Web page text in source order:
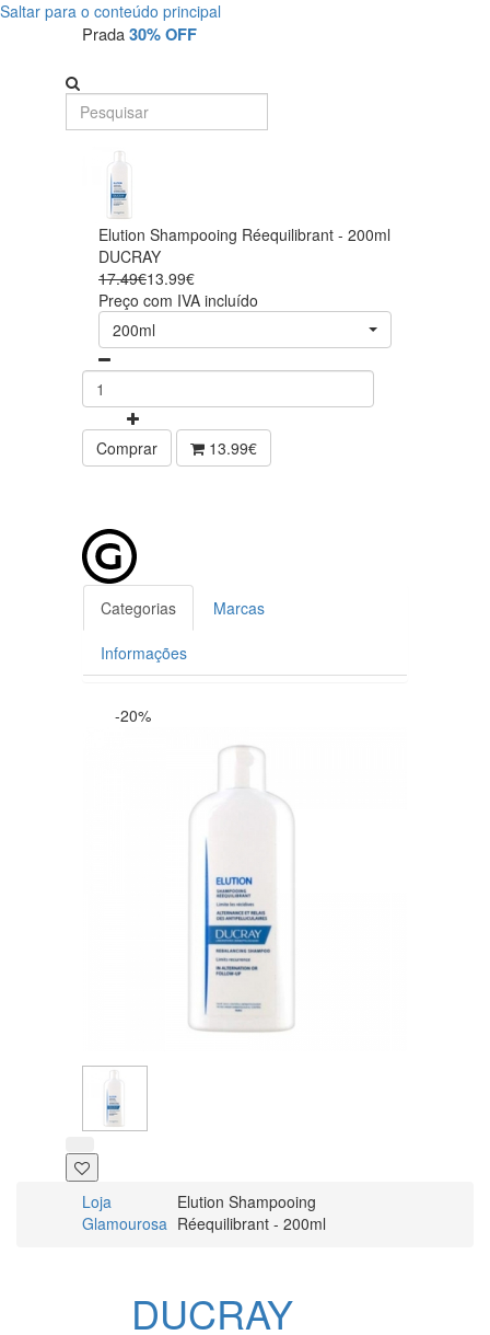
Saltar para o conteúdo principal
Prada30% OFF
Elution Shampooing Réequilibrant - 200ml
DUCRAY
17.49€13.99€
Preço com IVA incluído
200ml
Comprar 13.99€
Categorias Marcas
Informações
-20%
Loja
Glamourosa
Elution Shampooing
Réequilibrant - 200ml
DUCRAY